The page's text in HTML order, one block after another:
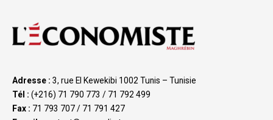
Adresse : 3, rue El Kewekibi 1002 Tunis – Tunisie
Tél : (+216) 71 790 773 / 71 792 499
Fax : 71 793 707 / 71 791 427